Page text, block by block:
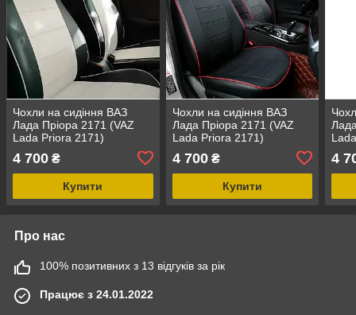
Чохли на сидіння ВАЗ
Лада Пріора 2171 (VAZ
Lada Priora 2171)
модельні MAX з екошкіри
Чорно-білий
4 700 ₴
Купити
Чохли на сидіння ВАЗ
Лада Пріора 2171 (VAZ
Lada Priora 2171)
модельні MAX з екошкіри
4 700₴
Купити
4
Про нас
100% позитивних з 13 відгуків за рік
Працює з 24.01.2022